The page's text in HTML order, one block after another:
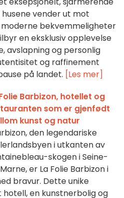
vender ut mot
bekvemmeligheter
en eksklusiv opplevelse
avslapning og personlig
og raffinement
på landet. [Les mer]
Barbizon, hotellet og
som er gjenfødt
kunst og natur
den legendariske
i utkanten av
skogen i Seine-
er La Folie Barbizon i
bravur. Dette unike
en kunstnerbolig og